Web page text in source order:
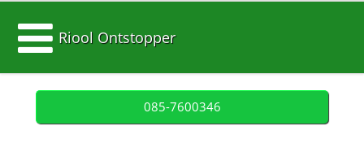
Riool Ontstopper
085-7600346